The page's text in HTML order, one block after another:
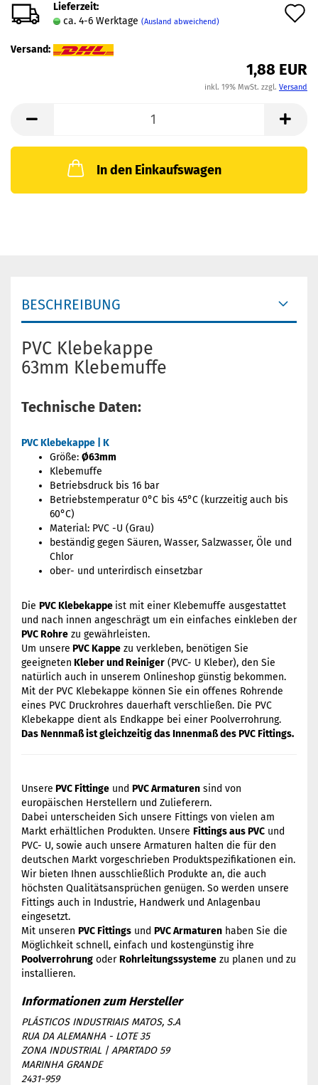
Lieferzeit:
ca. 4-6 Werktage (Ausland abweichend)
Versand:
1,88 EUR
inkl. 19% MwSt. zzgl. Versand
In den Einkaufswagen
BESCHREIBUNG
PVC Klebekappe
63mm Klebemuffe
Technische Daten:
PVC Klebekappe | K
Größe: Ø63mm
Klebemuffe
Betriebsdruck bis 16 bar
Betriebstemperatur 0°C bis 45°C (kurzzeitig auch bis
60°C)
Material: PVC -U (Grau)
beständig gegen Säuren, Wasser, Salzwasser, Öle und
Chlor
ober- und unterirdisch einsetzbar
Die PVC Klebekappe ist mit einer Klebemuffe ausgestattet
und nach innen angeschrägt um ein einfaches einkleben der
PVC Rohre zu gewährleisten.
Um unsere PVC Kappe zu verkleben, benötigen Sie
geeigneten Kleber und Reiniger (PVC- U Kleber), den Sie
natürlich auch in unserem Onlineshop günstig bekommen.
Mit der PVC Klebekappe können Sie ein offenes Rohrende
eines PVC Druckrohres dauerhaft verschließen. Die PVC
Klebekappe dient als Endkappe bei einer Poolverrohrung.
Das Nennmaß ist gleichzeitig das Innenmaß des PVC Fittings.
Unsere PVC Fittinge und PVC Armaturen sind von
europäischen Herstellern und Zulieferern.
Dabei unterscheiden Sich unsere Fittings von vielen am
Markt erhältlichen Produkten. Unsere Fittings aus PVC und
PVC- U, sowie auch unsere Armaturen halten die für den
deutschen Markt vorgeschrieben Produktspezifikationen ein.
Wir bieten Ihnen ausschließlich Produkte an, die auch
höchsten Qualitätsansprüchen genügen. So werden unsere
Fittings auch in Industrie, Handwerk und Anlagenbau
eingesetzt.
Mit unseren PVC Fittings und PVC Armaturen haben Sie die
Möglichkeit schnell, einfach und kostengünstig ihre
Poolverrohrung oderRohrleitungssysteme zu planen und zu
installieren.
PLÁSTICOS INDUSTRIAIS MATOS, S.A
RUA DA ALEMANHA - LOTE 35
ZONA INDUSTRIAL | APARTADO 59
MARINHA GRANDE
2431-959